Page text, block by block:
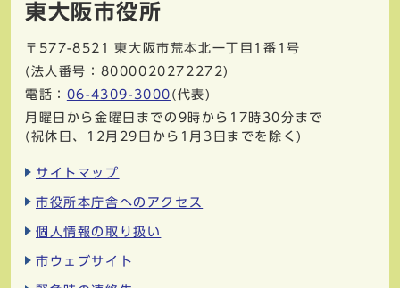
東大阪市役所
〒577-8521
東大阪市荒本北一丁目1番1号
(法人番号：8000020272272)
電話： 06-4309-3000 (代表)
月曜日から金曜日までの9時から17時30分まで
(祝休日、12月29日から1月3日までを除く)
サイトマップ
市役所本庁舎へのアクセス
個人情報の取り扱い
市ウェブサイト